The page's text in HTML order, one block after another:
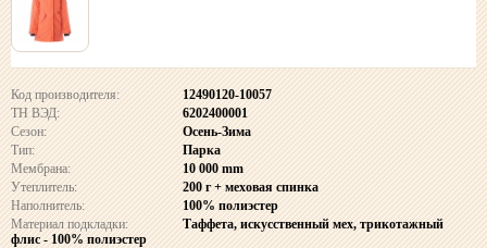
Код производителя:
12490120-10057
ТН ВЭД:
6202400001
Сезон:
Осень-Зима
Тип:
Парка
Мембрана:
10 000 mm
Утеплитель:
200 г + меховая спинка
Наполнитель:
100% полиэстер
Материал подкладки:
Таффета, искусственный мех, трикотажный
флис - 100% полиэстер